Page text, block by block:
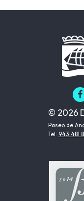
© 2026
Paseo de
Tel: 943 481